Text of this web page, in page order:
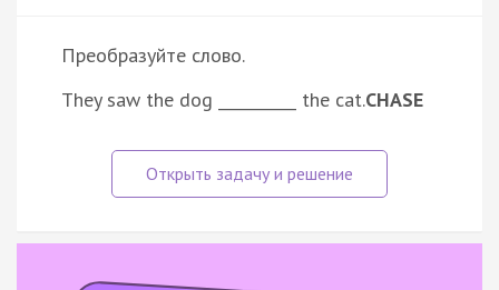
Преобразуйте слово.
They saw the dog __________ the cat.CHASE